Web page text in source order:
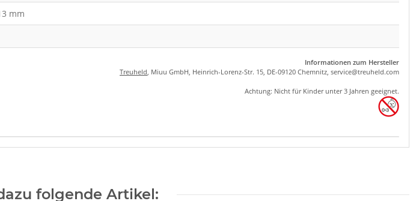
mm
Informationen zum Hersteller
Treuheld, Miuu GmbH, Heinrich-Lorenz-Str. 15, DE-09120 Chemnitz, service@treuheld.com
Achtung: Nicht für Kinder unter 3 Jahren geeignet.
folgende Artikel: